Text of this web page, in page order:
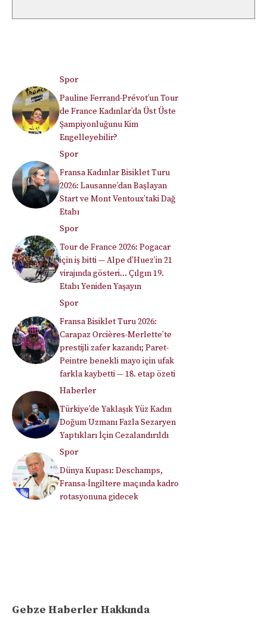
Spor
Pauline Ferrand-Prévot’un Tour
de France Kadınlar’da Üst Üste
Şampiyonluğunu Kim
Engelleyebilir?
Spor
Fransa Kadınlar Bisiklet Turu
2026: Lausanne’dan Başlayan
Start ve Mont Ventoux’taki Dağ
Etabı
Spor
Tour de France 2026: Pogacar
için iş bitti — Alpe d’Huez’in 21
virajında gösteri… Çılgın 19.
Etabı Yeniden Yaşayın
Spor
Fransa Bisiklet Turu 2026:
Carapaz Orcières-Merlette’te
prestijli zafer kazandı; Paret-
Peintre benekli mayo için ufak
farkla kaybetti — 18. etap özeti
Haberler
Türkiye’de Yaklaşık Yüz Kadın
Doğum Uzmanı Fazla Sezaryen
Yaptıkları İçin Cezalandırıldı
Spor
Dünya Kupası: Deschamps,
Fransa-İngiltere maçında kadro
rotasyonuna gidecek
Gebze Haberler Hakkında